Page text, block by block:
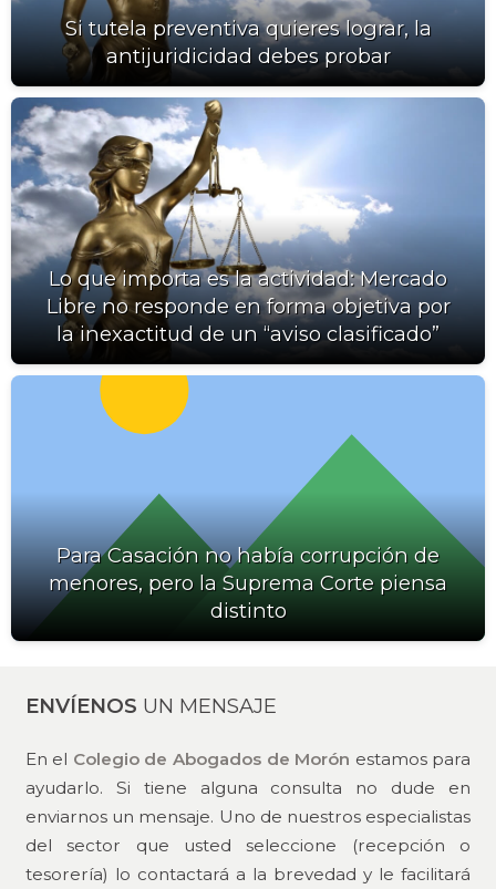
Si tutela preventiva quieres lograr, la
antijuridicidad debes probar
Lo que importa es la actividad: Mercado
Libre no responde en forma objetiva por
la inexactitud de un “aviso clasificado”
Para Casación no había corrupción de
menores, pero la Suprema Corte piensa
distinto
ENVÍENOS UN MENSAJE
En el Colegio de Abogados de Morón estamos para
ayudarlo. Si tiene alguna consulta no dude en
enviarnos un mensaje. Uno de nuestros especialistas
del sector que usted seleccione (recepción o
tesorería) lo contactará a la brevedad y le facilitará